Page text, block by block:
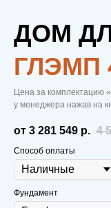
ДОМ
ГЛЭМП
Цена за комплектацию
у менеджера нажав на
от 3 281 549 р. 4
Способ оплаты
Фундамент